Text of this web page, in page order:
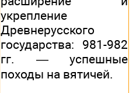
укрепление
Древнерусского
государства: 981-982
гг. — успешные
походы на вятичей.